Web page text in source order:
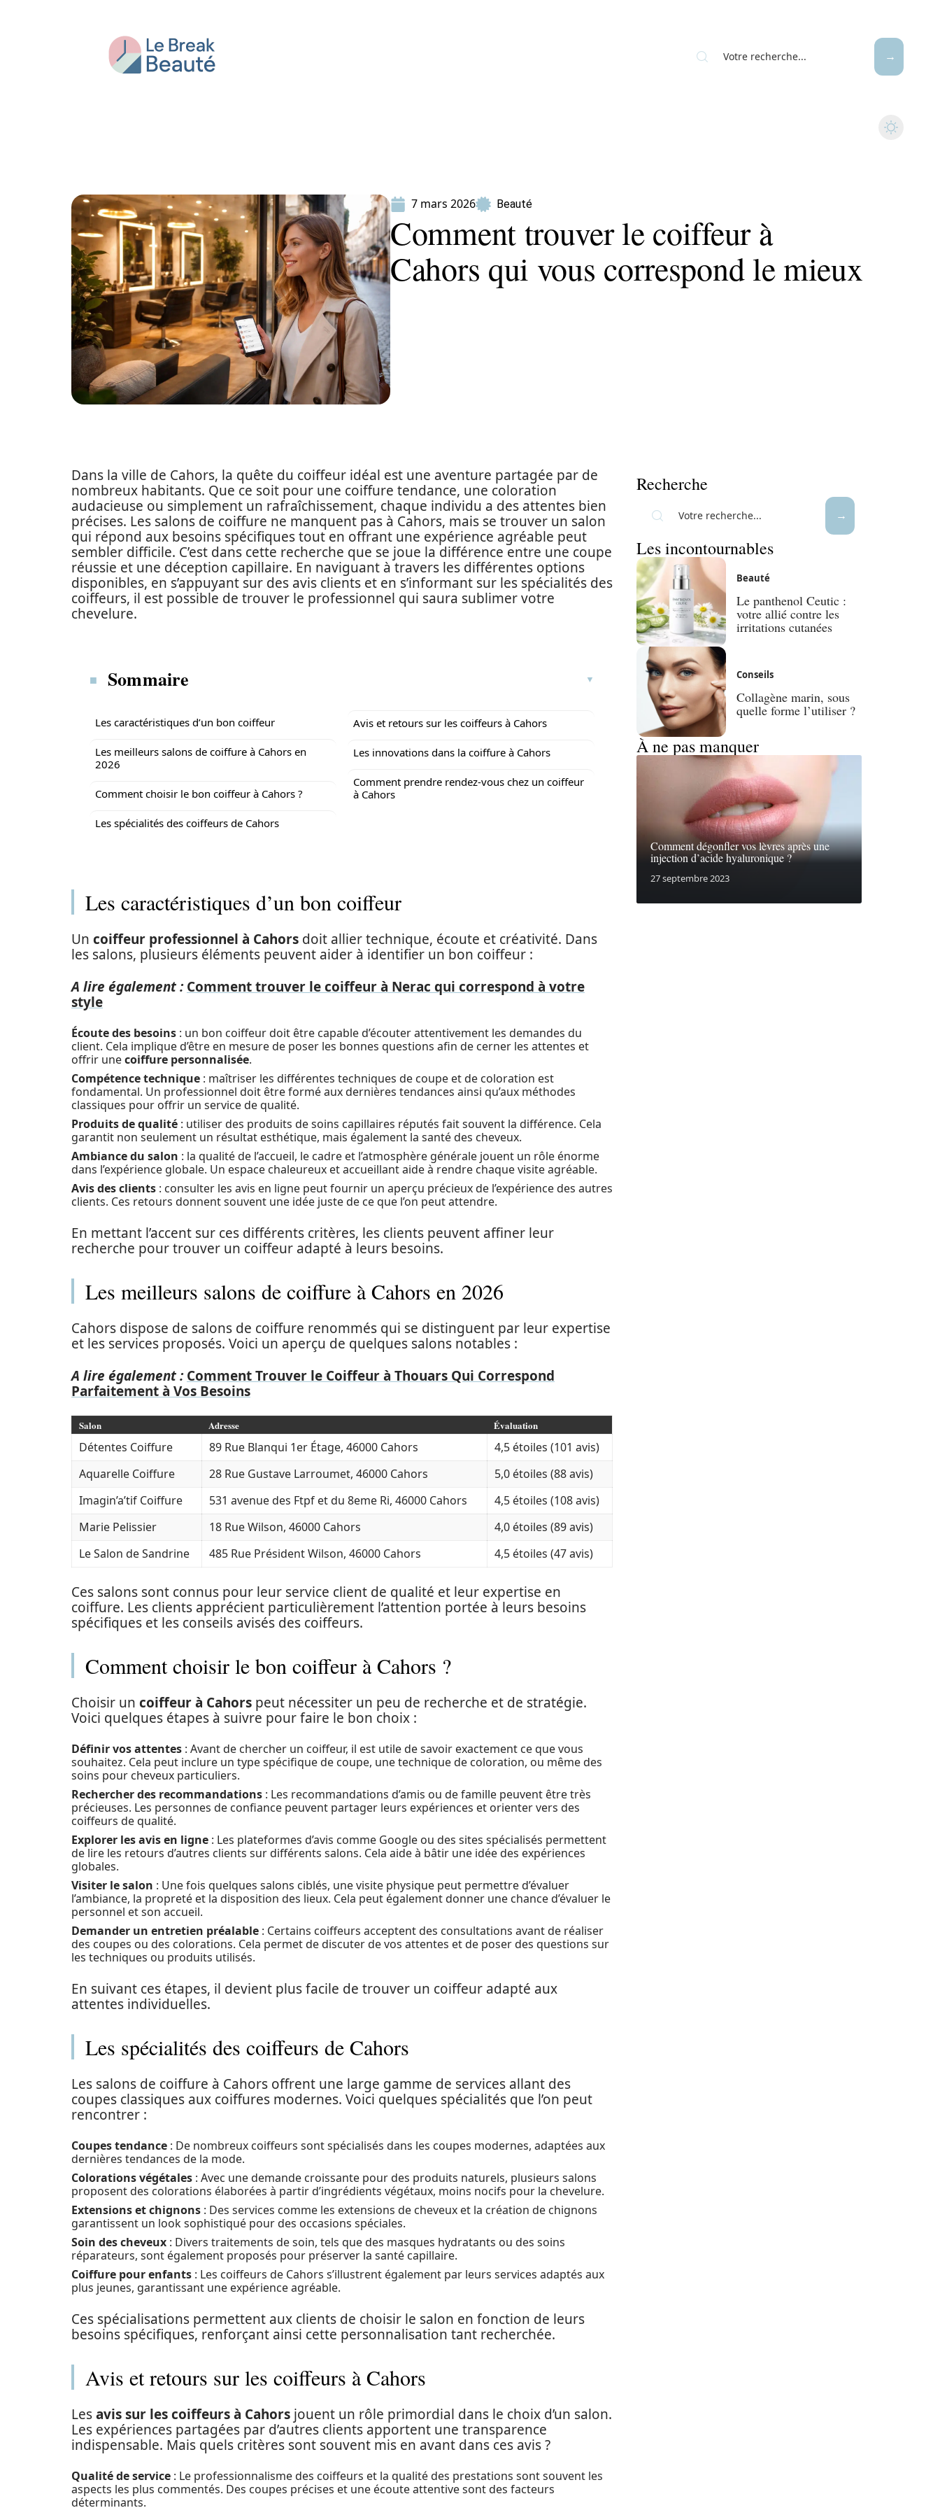
7 mars 2026 Beauté
Comment trouver le coiffeur à
Cahors qui vous correspond le mieux
Dans la ville de Cahors, la quête du coiffeur idéal est une aventure partagée par de
nombreux habitants. Que ce soit pour une coiffure tendance, une coloration
audacieuse ou simplement un rafraîchissement, chaque individu a des attentes bien
précises. Les salons de coiffure ne manquent pas à Cahors, mais se trouver un salon
qui répond aux besoins spécifiques tout en offrant une expérience agréable peut
sembler difficile. C’est dans cette recherche que se joue la différence entre une coupe
réussie et une déception capillaire. En naviguant à travers les différentes options
disponibles, en s’appuyant sur des avis clients et en s’informant sur les spécialités des
coiffeurs, il est possible de trouver le professionnel qui saura sublimer votre
chevelure.
Sommaire
Les caractéristiques d’un bon coiffeur
Les meilleurs salons de coiffure à Cahors en
2026
Comment choisir le bon coiffeur à Cahors ?
Les spécialités des coiffeurs de Cahors
Avis et retours sur les coiffeurs à Cahors
Les innovations dans la coiffure à Cahors
Comment prendre rendez-vous chez un coiffeur
à Cahors
Les caractéristiques d’un bon coiffeur
Un coiffeur professionnel à Cahors doit allier technique, écoute et créativité. Dans
les salons, plusieurs éléments peuvent aider à identifier un bon coiffeur :
A lire également : Comment trouver le coiffeur à Nerac qui correspond à votre
style
Écoute des besoins : un bon coiffeur doit être capable d’écouter attentivement les demandes du
client. Cela implique d’être en mesure de poser les bonnes questions afin de cerner les attentes et
offrir unecoiffure personnalisée.
Compétence technique : maîtriser les différentes techniques de coupe et de coloration est
fondamental. Un professionnel doit être formé aux dernières tendances ainsi qu’aux méthodes
classiques pour offrir un service de qualité.
Produits de qualité : utiliser des produits de soins capillaires réputés fait souvent la différence. Cela
garantit non seulement un résultat esthétique, mais également la santé des cheveux.
Ambiance du salon : la qualité de l’accueil, le cadre et l’atmosphère générale jouent un rôle énorme
dans l’expérience globale. Un espace chaleureux et accueillant aide à rendre chaque visite agréable.
Avis des clients : consulter les avis en ligne peut fournir un aperçu précieux de l’expérience des autres
clients. Ces retours donnent souvent une idée juste de ce que l’on peut attendre.
En mettant l’accent sur ces différents critères, les clients peuvent affiner leur
recherche pour trouver un coiffeur adapté à leurs besoins.
Les meilleurs salons de coiffure à Cahors en 2026
Cahors dispose de salons de coiffure renommés qui se distinguent par leur expertise
et les services proposés. Voici un aperçu de quelques salons notables :
A lire également : Comment Trouver le Coiffeur à Thouars Qui Correspond
Parfaitement à Vos Besoins
Salon Adresse Évaluation
Détentes Coiffure 89 Rue Blanqui 1er Étage, 46000 Cahors
4,5 étoiles (101 avis)
Aquarelle Coiffure
28 Rue Gustave Larroumet, 46000 Cahors
5,0 étoiles (88 avis)
Imagin’a’tif Coiffure
531 avenue des Ftpf et du 8eme Ri, 46000 Cahors
4,5 étoiles (108 avis)
Marie Pelissier
18 Rue Wilson, 46000 Cahors
4,0 étoiles (89 avis)
Le Salon de Sandrine
485 Rue Président Wilson, 46000 Cahors 4,5 étoiles (47 avis)
Ces salons sont connus pour leur service client de qualité et leur expertise en
coiffure. Les clients apprécient particulièrement l’attention portée à leurs besoins
spécifiques et les conseils avisés des coiffeurs.
Comment choisir le bon coiffeur à Cahors ?
Choisir un coiffeur à Cahors peut nécessiter un peu de recherche et de stratégie.
Voici quelques étapes à suivre pour faire le bon choix :
Définir vos attentes : Avant de chercher un coiffeur, il est utile de savoir exactement ce que vous
souhaitez. Cela peut inclure un type spécifique de coupe, une technique de coloration, ou même des
soins pour cheveux particuliers.
Rechercher des recommandations : Les recommandations d’amis ou de famille peuvent être très
précieuses. Les personnes de confiance peuvent partager leurs expériences et orienter vers des
coiffeurs de qualité.
Explorer les avis en ligne : Les plateformes d’avis comme Google ou des sites spécialisés permettent
de lire les retours d’autres clients sur différents salons. Cela aide à bâtir une idée des expériences
globales.
Visiter le salon : Une fois quelques salons ciblés, une visite physique peut permettre d’évaluer
l’ambiance, la propreté et la disposition des lieux. Cela peut également donner une chance d’évaluer le
personnel et son accueil.
Demander un entretien préalable : Certains coiffeurs acceptent des consultations avant de réaliser
des coupes ou des colorations. Cela permet de discuter de vos attentes et de poser des questions sur
les techniques ou produits utilisés.
En suivant ces étapes, il devient plus facile de trouver un coiffeur adapté aux
attentes individuelles.
Les spécialités des coiffeurs de Cahors
Les salons de coiffure à Cahors offrent une large gamme de services allant des
coupes classiques aux coiffures modernes. Voici quelques spécialités que l’on peut
rencontrer :
Coupes tendance : De nombreux coiffeurs sont spécialisés dans les coupes modernes, adaptées aux
dernières tendances de la mode.
Colorations végétales : Avec une demande croissante pour des produits naturels, plusieurs salons
proposent des colorations élaborées à partir d’ingrédients végétaux, moins nocifs pour la chevelure.
Extensions et chignons : Des services comme les extensions de cheveux et la création de chignons
garantissent un look sophistiqué pour des occasions spéciales.
Soin des cheveux : Divers traitements de soin, tels que des masques hydratants ou des soins
réparateurs, sont également proposés pour préserver la santé capillaire.
Coiffure pour enfants : Les coiffeurs de Cahors s’illustrent également par leurs services adaptés aux
plus jeunes, garantissant une expérience agréable.
Ces spécialisations permettent aux clients de choisir le salon en fonction de leurs
besoins spécifiques, renforçant ainsi cette personnalisation tant recherchée.
Avis et retours sur les coiffeurs à Cahors
Lesavis sur les coiffeurs à Cahors jouent un rôle primordial dans le choix d’un salon.
Les expériences partagées par d’autres clients apportent une transparence
indispensable. Mais quels critères sont souvent mis en avant dans ces avis ?
Qualité de service : Le professionnalisme des coiffeurs et la qualité des prestations sont souvent les
aspects les plus commentés. Des coupes précises et une écoute attentive sont des facteurs
déterminants.
Recherche
Les incontournables
Beauté
Le panthenol Ceutic :
votre allié contre les
irritations cutanées
Conseils
Collagène marin, sous
quelle forme l’utiliser ?
À ne pas manquer
Comment dégonfler vos lèvres après une
injection d’acide hyaluronique ?
27 septembre 2023